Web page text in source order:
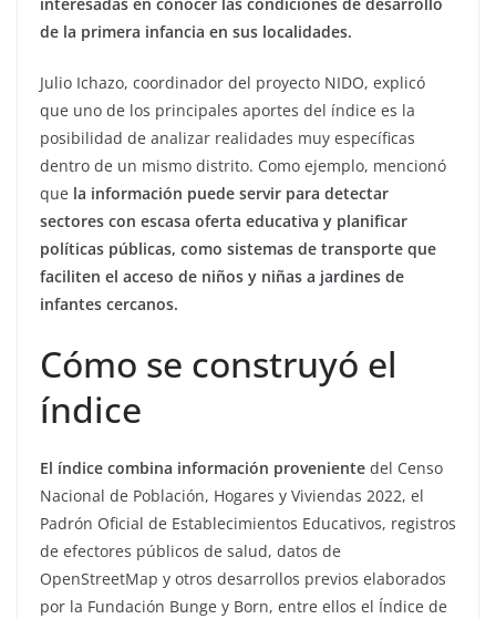
de la primera infancia en sus localidades.
Julio Ichazo, coordinador del proyecto NIDO, explicó
que uno de los principales aportes del índice es la
posibilidad de analizar realidades muy específicas
dentro de un mismo distrito. Como ejemplo, mencionó
que la información puede servir para detectar
sectores con escasa oferta educativa y planificar
políticas públicas, como sistemas de transporte que
faciliten el acceso de niños y niñas a jardines de
infantes cercanos.
Cómo se construyó el
índice
El índice combina información proveniente del Censo
Nacional de Población, Hogares y Viviendas 2022, el
Padrón Oficial de Establecimientos Educativos, registros
de efectores públicos de salud, datos de
OpenStreetMap y otros desarrollos previos elaborados
por la Fundación Bunge y Born, entre ellos el Índice de